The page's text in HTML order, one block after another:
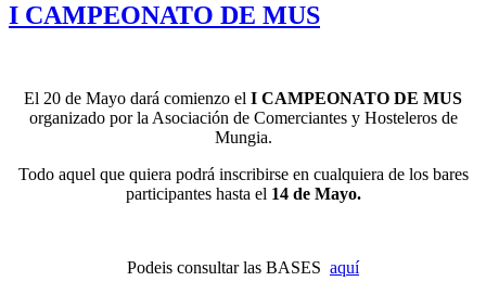
I CAMPEONATO DE MUS
El 20 de Mayo dará comienzo el I CAMPEONATO DE MUS
organizado por la Asociación de Comerciantes y Hosteleros de
Mungia.
Todo aquel que quiera podrá inscribirse en cualquiera de los bares
participantes hasta el 14 de Mayo.
Podeis consultar las BASES aquí